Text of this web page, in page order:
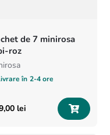
de 7 minirosa
roz
în 2-4 ore
,00 lei